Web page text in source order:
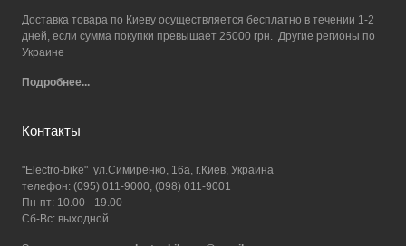
Доставка товара по Киеву осуществляется бесплатно в течении 1-2
дней, если сумма покупки превышает 25000 грн. Другие регионы по
Украине
Подробнее...
Контакты
"Electro-bike" ул.Симиренко, 16а, г.Киев, Украина
телефон: (095) 011-9000, (098) 011-9001
Пн-пт: 10.00 - 19.00
Сб-Вс: выходной